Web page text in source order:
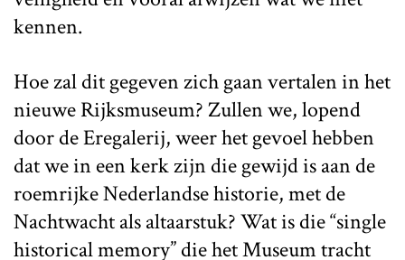
kennen.
Hoe zal dit gegeven zich gaan vertalen in het
nieuwe Rijksmuseum? Zullen we, lopend
door de Eregalerij, weer het gevoel hebben
dat we in een kerk zijn die gewijd is aan de
roemrijke Nederlandse historie, met de
Nachtwacht als altaarstuk? Wat is die “single
historical memory” die het Museum tracht